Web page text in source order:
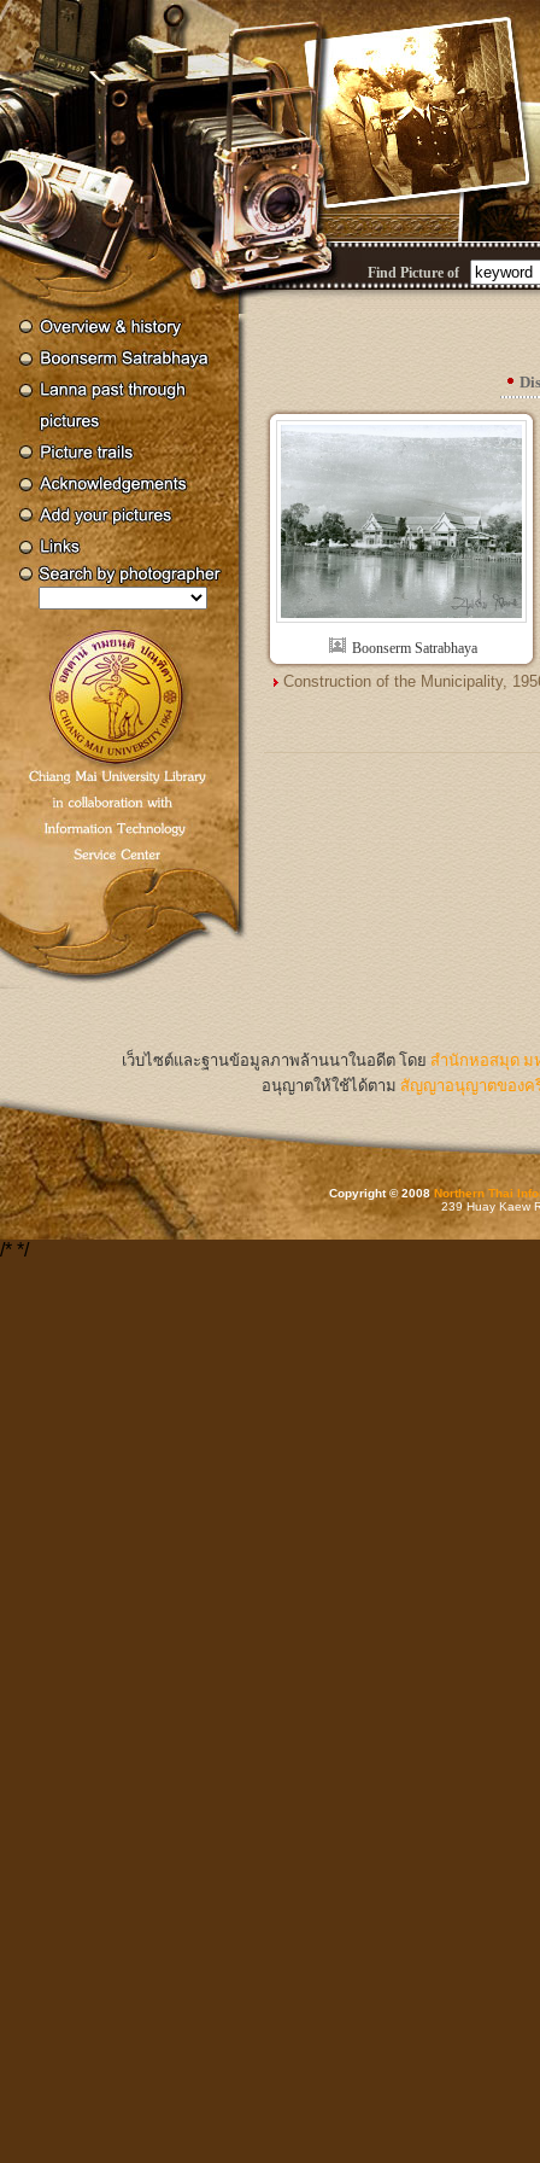
Find Picture of
Boonserm Satrabhaya
Construction of the Municipality,
เว็บไซต์และฐานข้อมูลภาพล้านนาในอดีต โดย สำนักหอสมุด ม
อนุญาตให้ใช้ได้ตาม สัญญาอนุญาตของค
Copyright © 2008Northern Thai
239 Huay Kaew
/* */